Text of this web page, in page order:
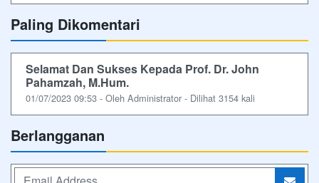
Paling Dikomentari
Selamat Dan Sukses Kepada Prof. Dr. John
Pahamzah, M.Hum.
01/07/2023 09:53 - Oleh Administrator - Dilihat 3154 kali
Berlangganan